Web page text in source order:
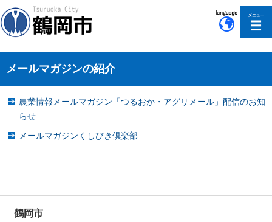
メールマガジンの紹介
農業情報メールマガジン「つるおか・アグリメール」配信のお知
らせ
メールマガジンくしびき倶楽部
鶴岡市